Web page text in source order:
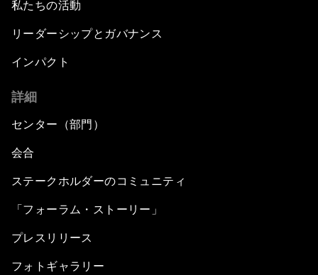
私たちの活動
リーダーシップとガバナンス
インパクト
詳細
センター（部門）
会合
ステークホルダーのコミュニティ
「フォーラム・ストーリー」
プレスリリース
フォトギャラリー